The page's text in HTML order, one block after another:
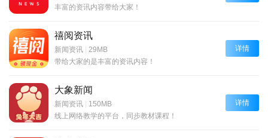
丰富的资讯内容带给大家！
禧阅资讯
新闻资讯 | 29MB
带给大家的是丰富的资讯内容！
详情
大象新闻
新闻资讯 | 150MB
线上网络教学的平台，同步教材课程！
详情